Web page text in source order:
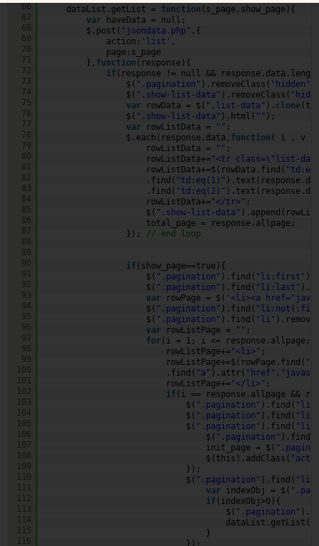
66
67
68
69
70
71
72
73
74
75
76
77
78
79
80
81
82
83
84
85
86
87
88
89
90
91
92
93
94
95
96
97
98
99
100
101
102
103
104
105
106
107
108
109
110
111
112
113
114
115
116
dataList.getList = function (s_page,show_page){
var
haveData = null;
$.post( "jsondata.php" ,{
action: 'list' ,
page:s_page
}, function (response){
if (response != null &&
$( ".pagination" ).removeClass( "hidden"
$( ".show-list-data" ).removeClass(
var
rowData = $( ".list-data" ). clone
$( ".show-list-data" ).html( "" );
var
rowListData = "" ;
$.each(response.data, function ( i , v
rowListData =
"" ;
rowListData+="<tr class=\"list-
rowListData+=$(rowData.find(
.find( "td:eq(1)"
.find( "td:eq(2)"
rowListData+="</tr>" ;
$( ".show-list-data"
total_page = response.allpage;
});
// end loop
if (show_page==true){
$( ".pagination" ).find( "li:first"
$( ".pagination" ).find( "li:last"
var
rowPage = $( '<li><a
$( ".pagination" ).find(
$( ".pagination" ).find( "li"
var
rowListPage = "" ;
for(i = 1; i <= response.allpage;
rowListPage+="<li>" ;
rowListPage+=$(rowPage.find(
.find( "a" ).attr( "href" ,
rowListPage+="</li>" ;
if (i == response.allpage &&
$( ".pagination" ).find(
$( ".pagination" ).find(
$( ".pagination" ).find(
$( ".pagination" ).find(
init_page = $(
$(this).addClass(
});
$( ".pagination" ).find(
var indexObj = $(
if
$( ".pagination"
}
});